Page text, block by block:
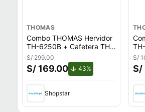
THOMAS
Combo THOMAS Hervidor
TH-6250B + Cafetera TH-
134B
S/ 299.00
S/ 169.00 43%
Shopstar
S/
S/